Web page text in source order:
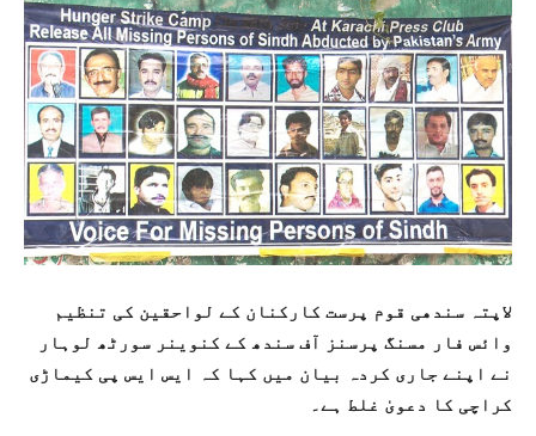
لاپتہ سندھی قوم پرست کارکنان کے لواحقین کی تنظیم
وائس فار مسنگ پرسنز آف سندھ کے کنوینر سورٹھ لوہار
نے اپنے جاری کردہ بیان میں کہا کہ ایس ایس پی کیماڑی
کراچی کا دعویٰ غلط ہے۔